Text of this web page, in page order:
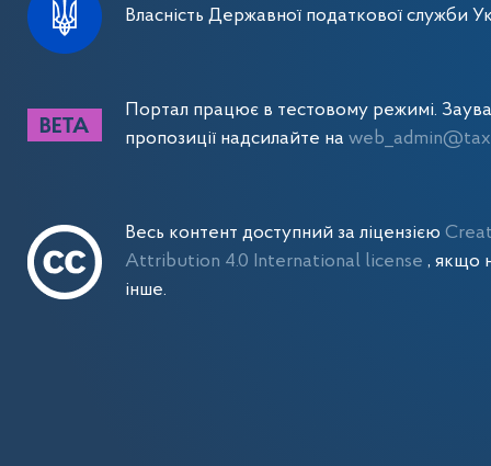
Власність Державної податкової служби
Портал працює в тестовому режимі.
пропозиції надсилайте на
Весь контент доступний за ліцензією
Attribution 4.0 International license, якщо
інше.